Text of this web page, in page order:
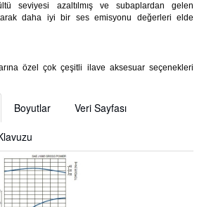
seviyesi azaltılmış ve subaplardan gelen
daha iyi bir ses emisyonu değerleri elde
özel çok çeşitli ilave aksesuar seçenekleri
Boyutlar Veri Sayfası